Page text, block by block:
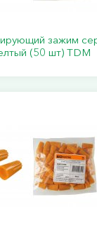
зажим
(50 шт) TDM